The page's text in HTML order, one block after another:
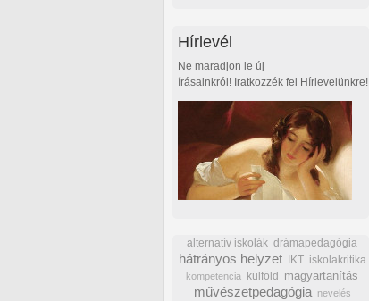
Hírlevél
Ne maradjon le új
írásainkról! Iratkozzék fel Hírlevelünkre!
alternatív iskolák drámapedagógia
hátrányos helyzet IKT iskolakritika
kompetencia külföld magyartanítás
művészetpedagógia
nevelés